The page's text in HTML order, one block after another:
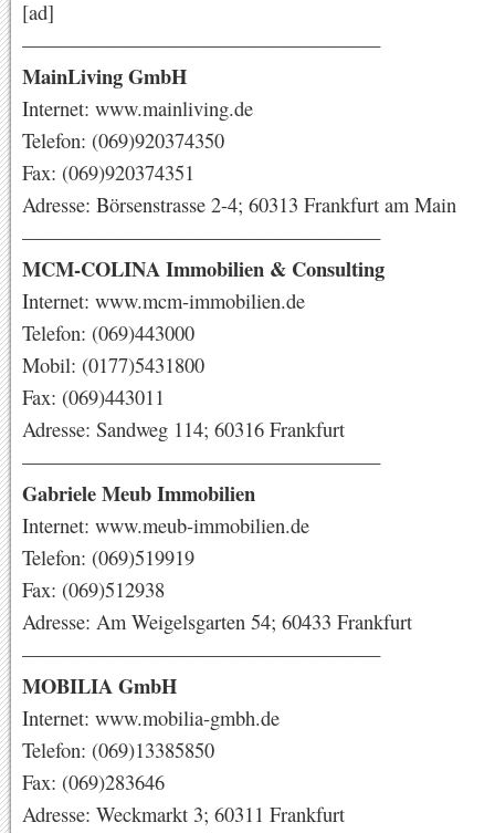
[ad]
——————————————————
MainLiving GmbH
Internet: www.mainliving.de
Telefon: (069)920374350
Fax: (069)920374351
Adresse: Börsenstrasse 2-4; 60313 Frankfurt am Main
——————————————————
MCM-COLINA Immobilien & Consulting
Internet: www.mcm-immobilien.de
Telefon: (069)443000
Mobil: (0177)5431800
Fax: (069)443011
Adresse: Sandweg 114; 60316 Frankfurt
——————————————————
Gabriele Meub Immobilien
Internet: www.meub-immobilien.de
Telefon: (069)519919
Fax: (069)512938
Adresse: Am Weigelsgarten 54; 60433 Frankfurt
——————————————————
MOBILIA GmbH
Internet: www.mobilia-gmbh.de
Telefon: (069)13385850
Fax: (069)283646
Adresse: Weckmarkt 3; 60311 Frankfurt